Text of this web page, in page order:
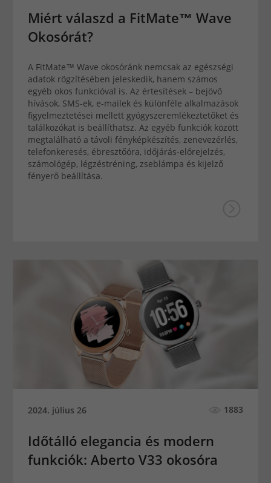
Miért válaszd a FitMate™ Wave
Okosórát?
A FitMate™ Wave okosóránk nemcsak az egészségi
adatok rögzítésében jeleskedik, hanem számos
egyéb okos funkcióval is. Az értesítések – bejövő
hívások, SMS-ek, e-mailek és különféle alkalmazások
figyelmeztetései mellett gyógyszeremlékeztetőket és
találkozókat is beállíthatsz. Az egyéb funkciók között
megtalálható a távoli fényképkészítés, zenevezérlés,
telefonkeresés, ébresztőóra, időjárás-előrejelzés,
számológép, légzéstréning, zseblámpa és kijelző
fényerő beállítása.
2024. július 26 1883
Időtálló elegancia és modern
funkciók: Aberto V33 okosóra